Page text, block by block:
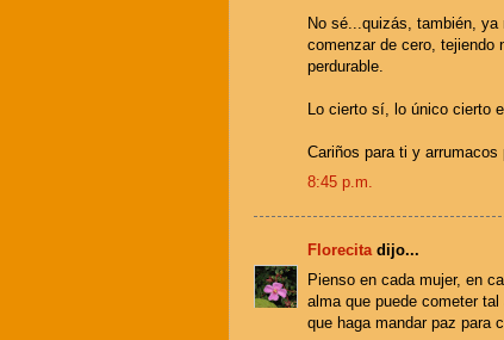
No sé...quizás, también,
comenzar de cero, tejiendo
perdurable.
Lo cierto sí, lo único cierto
Cariños para ti y arrumacos
8:45 p.m.
Florecitadijo...
Pienso en cada mujer, en
alma que puede cometer
que haga mandar paz para